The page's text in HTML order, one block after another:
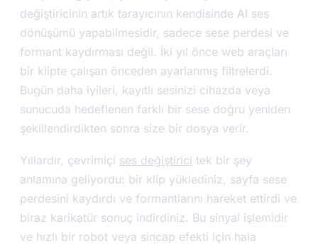
değiştiricinin artık tarayıcının kendisinde AI ses
dönüşümü yapabilmesidir, sadece sese perdesi ve
formant kaydırması değil. İki yıl önce web araçları
bir klipte çalışan önceden ayarlanmış filtrelerdi.
Bugün daha iyileri, kayıtlı sesinizi cihazda veya
sunucuda hedeflenen farklı bir sese doğru yeniden
şekillendirdikten sonra size bir dosya verir.
Yıllardır, çevrimiçi ses değiştirici tek bir şey
anlamına geliyordu: bir klip yüklediniz, sayfa sese
perdesini kaydırdı ve formantlarını hareket ettirdi ve
biraz karikatür sonuç indirdiniz. Bu sinyal işlemidir
ve hızlı bir robot veya sincap efekti için hala